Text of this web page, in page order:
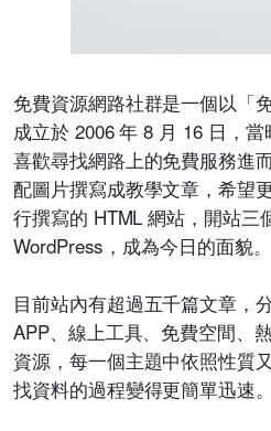
免費資源網路社群是一個以「
成立於 2006 年 8 月 16 日，
喜歡尋找網路上的免費服務進
配圖片撰寫成教學文章，希望
行撰寫的 HTML 網站，開站三
WordPress，成為今日的面貌。
目前站內有超過五千篇文章，
APP、線上工具、免費空間、
資源，每一個主題中依照性質
找資料的過程變得更簡單迅速。